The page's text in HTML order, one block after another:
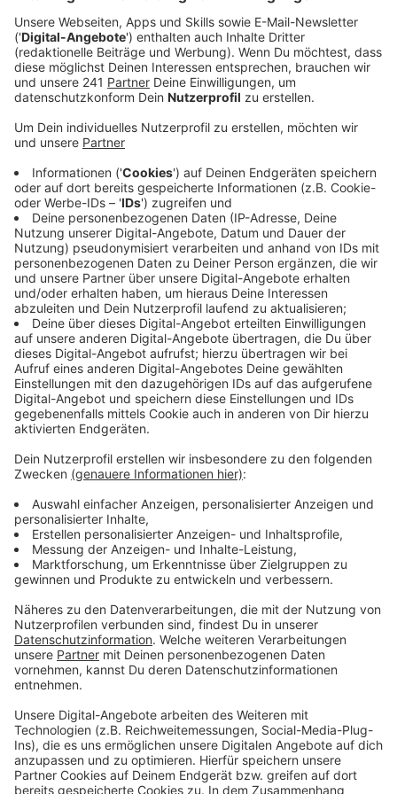
Veröffentlicht:Dienstag, 15.08.2023 06:02
Anzeige
Im Klartext: Die Veranstaltung wird kürzer und kleiner.
Die Naturschutzauflagen rund um die Schusterinsel
sind in diesem Jahr drastisch verschärft worden. Dabei
ging es um Flugrouten von Fledermäusen, um die
Belastung der Rasenfläche und vor allem die Nutzung
der Allee. Die Mehrkosten um mehrere 10.000 Euro
und die körperliche Belastung sind für Werner Nolden
nicht mehr zu stemmen. Er werde die Bühne radikal
verkleinern, um die Stände aus der Allee noch auf die
untere Schusterinsel zu verlagern, sagt er. Außerdem
wird die Bierbörse 2024 nur noch von Freitag bis
Sonntag gehen. Es geht nicht anders, so Nolden. Im
Herbst soll es außerdem Gespräche mit der Stadt
geben, in denen er sich ein deutliches
Entgegenkommen erhofft. So schwierig wie in
Leverkusen sei keine der insgesamt 18 Bierbörsen
auszurichten, heißt es.
Anzeige
Mehr Meldungen aus Leverkusen
Anzeige
Schlebusch: Verkehrsunfall mit Feuerwehrwagen
Leverkusen und Monheim planen gemeinsamen
Windpark
Feuer in Brotfabrik: Technischer Defekt wohl
Brandursache